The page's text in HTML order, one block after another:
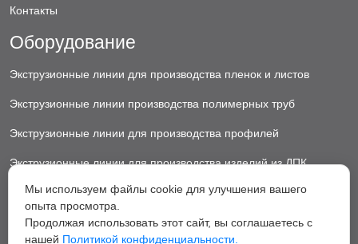
Контакты
Оборудование
Экструзионные линии для производства пленок и листов
Экструзионные линии производства полимерных труб
Экструзионные линии для производства профилей
Экструзионные линии для производства изделий из ДПК
Экструзионные линии для производства пластиковых ковриков
Экструзионные линии для производства грануляторы
Мы используем файлы cookie для улучшения вашего
опыта просмотра.
Продолжая использовать этот сайт, вы соглашаетесь с
нашей Политикой конфиденциальности.